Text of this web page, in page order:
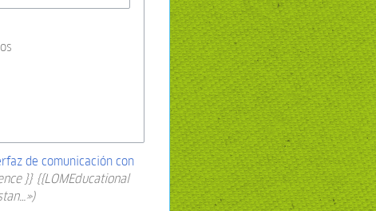
de comunicación con
}} {{LOMEducational